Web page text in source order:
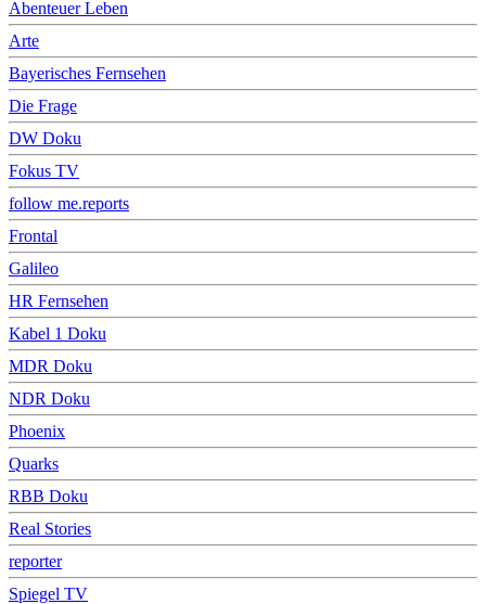
Abenteuer Leben
Arte
Bayerisches Fernsehen
Die Frage
DW Doku
Fokus TV
follow me.reports
Frontal
Galileo
HR Fernsehen
Kabel 1 Doku
MDR Doku
NDR Doku
Phoenix
Quarks
RBB Doku
Real Stories
reporter
Spiegel TV